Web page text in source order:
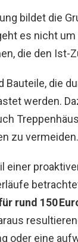
bildet die
es nicht
die den Ist-
die
werden.
zu vermeiden.
einer
rund 150
oder eine